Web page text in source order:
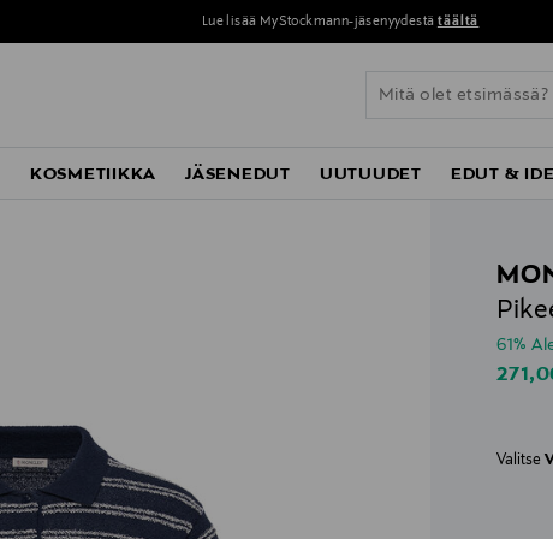
Lue lisää MyStockmann-jäsenyydestä täältä
KOSMETIIKKA JÄSENEDUT UUTUUDET EDUT &
61%
Valitse